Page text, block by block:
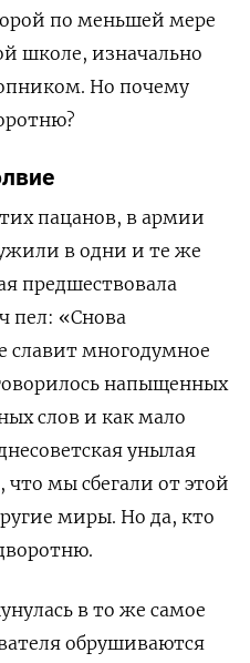
по меньшей мере
школе, изначально
Но почему
пацанов, в армии
в одни и те же
предшествовала
пел: «Снова
славит многодумное
напыщенных
слов и как мало
унылая
мы сбегали от этой
миры. Но да, кто
в то же самое
обрушиваются